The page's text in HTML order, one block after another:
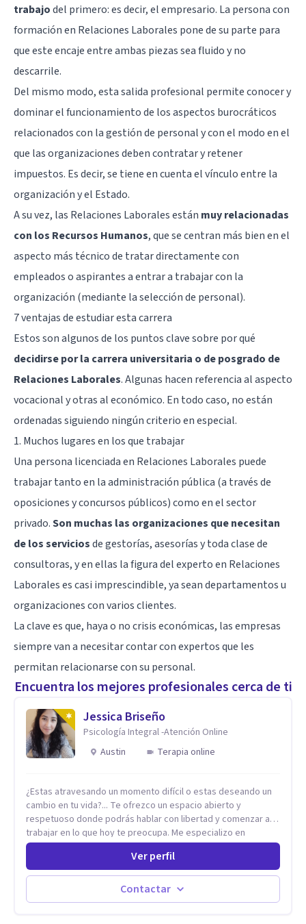
trabajodel primero: es decir, el empresario. La persona con
formación en Relaciones Laborales pone de su parte para
que este encaje entre ambas piezas sea fluido y no
descarrile.
Del mismo modo, esta salida profesional permite conocer y
dominar el funcionamiento de los aspectos burocráticos
relacionados con la gestión de personal y con el modo en el
que las organizaciones deben contratar y retener
impuestos. Es decir, se tiene en cuenta el vínculo entre la
organización y el Estado.
A su vez, las Relaciones Laborales están muy relacionadas
con los Recursos Humanos, que se centran más bien en el
aspecto más técnico de tratar directamente con
empleados o aspirantes a entrar a trabajar con la
organización (mediante la selección de personal).
7 ventajas de estudiar esta carrera
Estos son algunos de los puntos clave sobre por qué
decidirse por la carrera universitaria o de posgrado de
Relaciones Laborales. Algunas hacen referencia al aspecto
vocacional y otras al económico. En todo caso, no están
ordenadas siguiendo ningún criterio en especial.
1. Muchos lugares en los que trabajar
Una persona licenciada en Relaciones Laborales puede
trabajar tanto en la administración pública (a través de
oposiciones y concursos públicos) como en el sector
privado.Son muchas las organizaciones que necesitan
de los serviciosde gestorías, asesorías y toda clase de
consultoras, y en ellas la figura del experto en Relaciones
Laborales es casi imprescindible, ya sean departamentos u
organizaciones con varios clientes.
La clave es que, haya o no crisis económicas, las empresas
siempre van a necesitar contar con expertos que les
permitan relacionarse con su personal.
Encuentra los mejores profesionales cerca de ti
Jessica Briseño
Psicología Integral -Atención Online
Austin
Terapia online
¿Estas atravesando un momento difícil o estas deseando un
cambio en tu vida?... Te ofrezco un espacio abierto y
respetuoso donde podrás hablar con libertad y comenzar a
trabajar en lo que hoy te preocupa. Me especializo en
Trastornos de Ansiedad y a lo largo de mi experiencia
profesional he acompañado a muchas Familias y Parejas con
distintas problemáticas como el manejo del estrés,
Autoestima, Gestión de la Ira, Depresión, Retos en la Crianza,
Codependencia, Celos, entre otros. Cuento con más de 12
Ver perfil
Contactar